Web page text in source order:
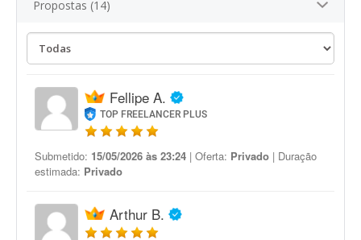
Propostas (14)
Fellipe A.
TOP FREELANCER PLUS
Submetido: 15/05/2026 às 23:24 | Oferta: Privado | Duração
estimada: Privado
Arthur B.